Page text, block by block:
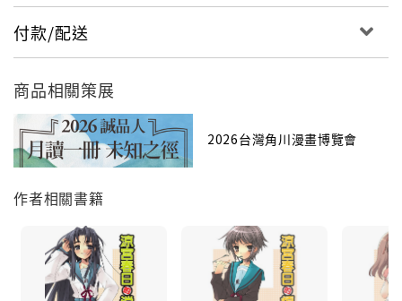
付款/配送
商品相關策展
2026台灣角川漫畫博覽會
作者相關書籍